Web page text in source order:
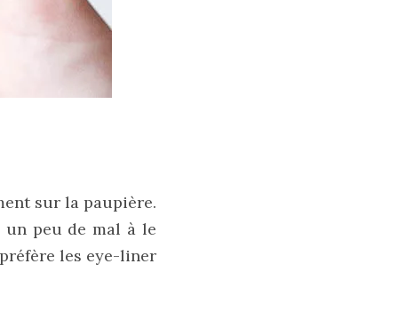
sur la paupière.
un peu de mal à le
les eye-liner